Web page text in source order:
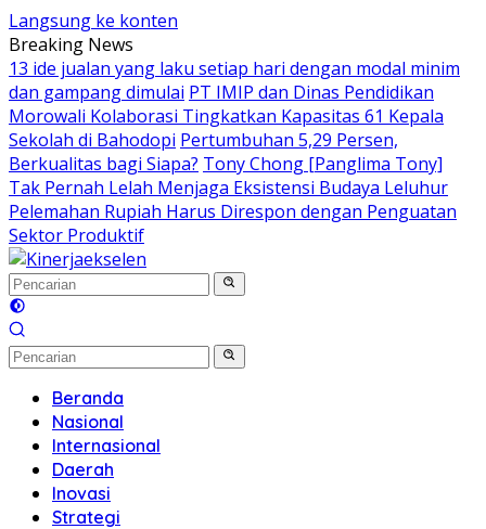
Langsung ke konten
Breaking News
13 ide jualan yang laku setiap hari dengan modal minim
dan gampang dimulai PT IMIP dan Dinas Pendidikan
Morowali Kolaborasi Tingkatkan Kapasitas 61 Kepala
Sekolah di Bahodopi Pertumbuhan 5,29 Persen,
Berkualitas bagi Siapa? Tony Chong [Panglima Tony]
Tak Pernah Lelah Menjaga Eksistensi Budaya Leluhur
Pelemahan Rupiah Harus Direspon dengan Penguatan
Sektor Produktif
Beranda
Nasional
Internasional
Daerah
Inovasi
Strategi